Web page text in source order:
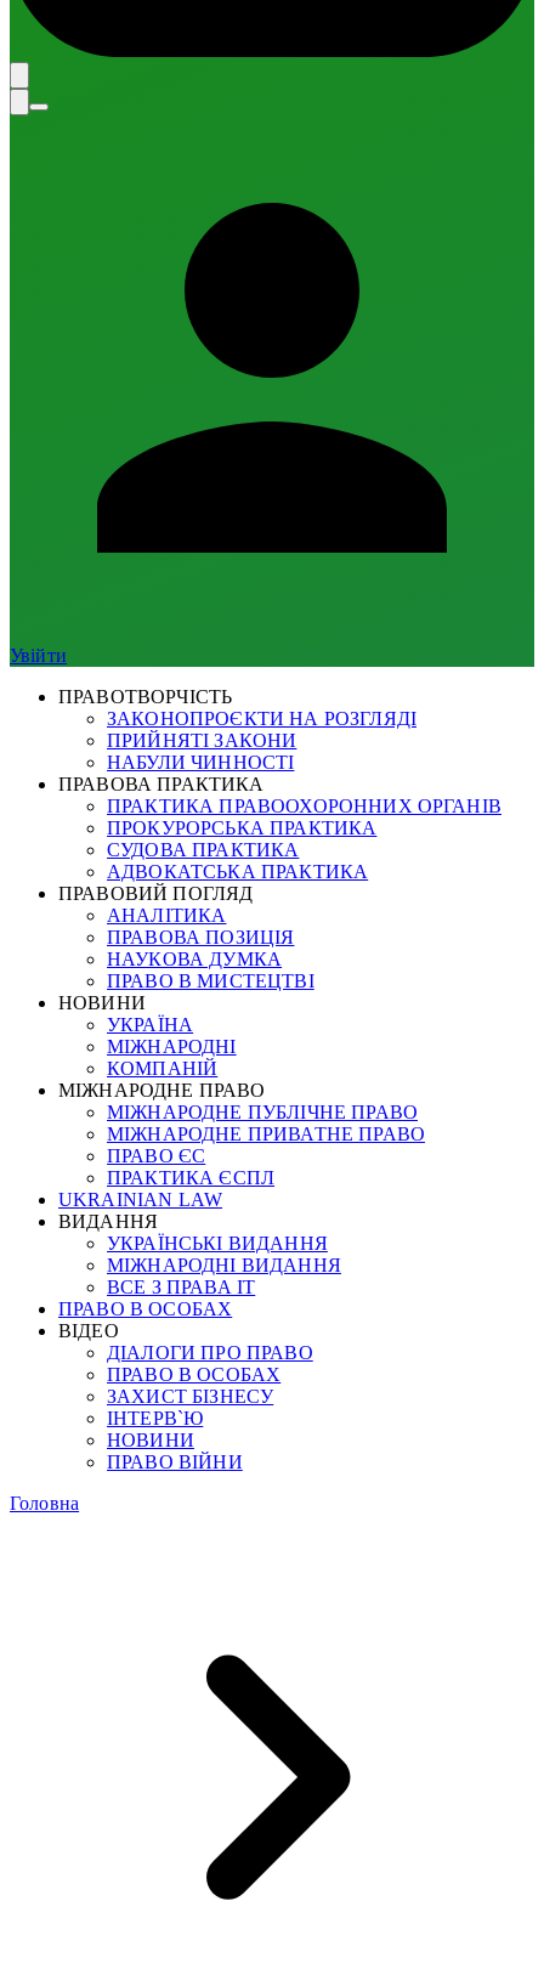
Увійти
ПРАВОТВОРЧІСТЬ
ЗАКОНОПРОЄКТИ НА РОЗГЛЯДІ
ПРИЙНЯТІ ЗАКОНИ
НАБУЛИ ЧИННОСТІ
ПРАВОВА ПРАКТИКА
ПРАКТИКА ПРАВООХОРОННИХ ОРГАНІВ
ПРОКУРОРСЬКА ПРАКТИКА
СУДОВА ПРАКТИКА
АДВОКАТСЬКА ПРАКТИКА
ПРАВОВИЙ ПОГЛЯД
АНАЛІТИКА
ПРАВОВА ПОЗИЦІЯ
НАУКОВА ДУМКА
ПРАВО В МИСТЕЦТВІ
НОВИНИ
УКРАЇНА
МІЖНАРОДНІ
КОМПАНІЙ
МІЖНАРОДНЕ ПРАВО
МІЖНАРОДНЕ ПУБЛІЧНЕ ПРАВО
МІЖНАРОДНЕ ПРИВАТНЕ ПРАВО
ПРАВО ЄС
ПРАКТИКА ЄСПЛ
UKRAINIAN LAW
ВИДАННЯ
УКРАЇНСЬКІ ВИДАННЯ
МІЖНАРОДНІ ВИДАННЯ
ВСЕ З ПРАВА ІТ
ПРАВО В ОСОБАХ
ВІДЕО
ДІАЛОГИ ПРО ПРАВО
ПРАВО В ОСОБАХ
ЗАХИСТ БІЗНЕСУ
ІНТЕРВ`Ю
НОВИНИ
ПРАВО ВІЙНИ
Головна